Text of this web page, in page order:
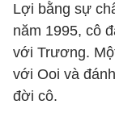
Lợi bằng sự
năm 1995, cô
với Trương.
với Ooi và
đời cô.